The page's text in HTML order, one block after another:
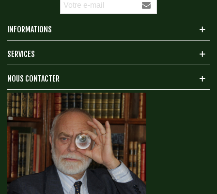
INFORMATIONS
SERVICES
NOUS CONTACTER